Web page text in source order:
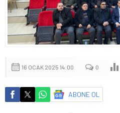
16 OCAK 2025 14:00 0
ABONE OL